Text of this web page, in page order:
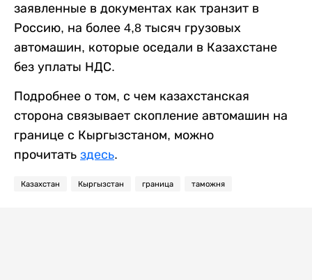
заявленные в документах как транзит в
Россию, на более 4,8 тысяч грузовых
автомашин, которые оседали в Казахстане
без уплаты НДС.
Подробнее о том, с чем казахстанская
сторона связывает скопление автомашин на
границе с Кыргызстаном, можно
прочитать здесь.
Казахстан Кыргызстан граница таможня